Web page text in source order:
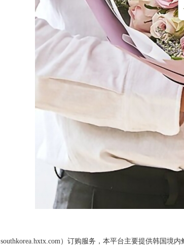
southkorea.hxtx.com）订购服务，本平台主要提供韩国境